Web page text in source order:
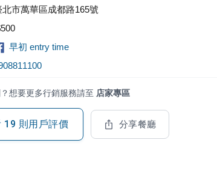
北市萬華區成都路165號
500
早初 entry time
想要更多行銷服務請至 店家專區
19 則用戶評價 分享餐廳